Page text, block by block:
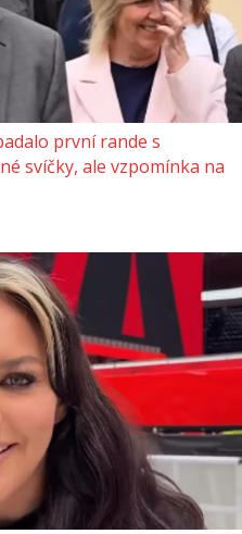
první rande s
svíčky, ale vzpomínka na